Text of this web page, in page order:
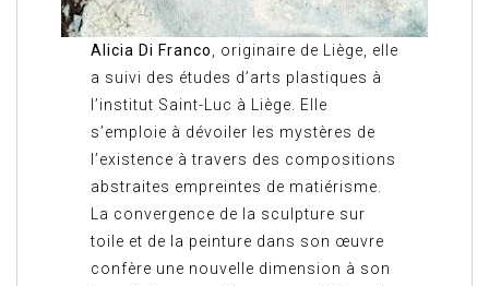
Alicia Di Franco, originaire de Liège, elle
a suivi des études d’arts plastiques à
l’institut Saint-Luc à Liège. Elle
s’emploie à dévoiler les mystères de
l’existence à travers des compositions
abstraites empreintes de matiérisme.
La convergence de la sculpture sur
toile et de la peinture dans son œuvre
confère une nouvelle dimension à son